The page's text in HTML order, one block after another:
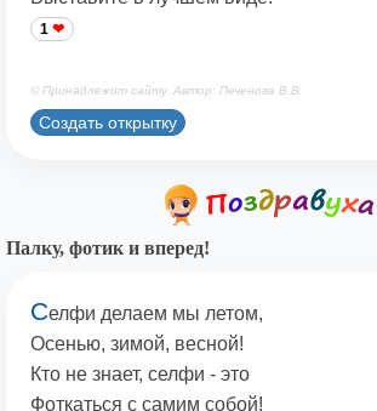
1
© Принадлежит сайту. Автор: Печенова В.В.
Создать открытку
Палку, фотик и вперед!
Селфи делаем мы летом,
Осенью, зимой, весной!
Кто не знает, селфи - это
Фоткаться с самим собой!